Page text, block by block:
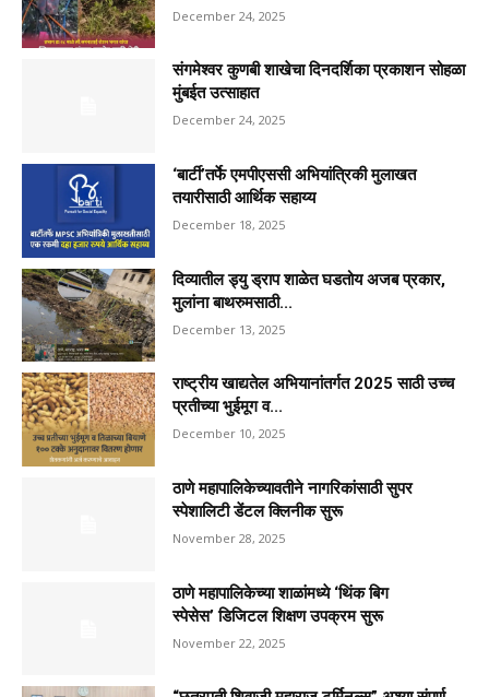
December 24, 2025
संगमेश्वर कुणबी शाखेचा दिनदर्शिका प्रकाशन सोहळा
मुंबईत उत्साहात
December 24, 2025
‘बार्टी’तर्फे एमपीएससी अभियांत्रिकी मुलाखत
तयारीसाठी आर्थिक सहाय्य
December 18, 2025
दिव्यातील ड्यु ड्राप शाळेत घडतोय अजब प्रकार,
मुलांना बाथरुमसाठी...
December 13, 2025
राष्ट्रीय खाद्यतेल अभियानांतर्गत 2025 साठी उच्च
प्रतीच्या भुईमूग व...
December 10, 2025
ठाणे महापालिकेच्यावतीने नागरिकांसाठी सुपर
स्पेशालिटी डेंटल क्लिनीक सुरू
November 28, 2025
ठाणे महापालिकेच्या शाळांमध्ये ‘थिंक बिग
स्पेसेस’ डिजिटल शिक्षण उपक्रम सुरू
November 22, 2025